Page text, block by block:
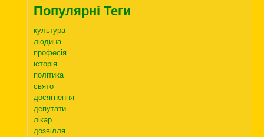
Популярні Теги
культура
людина
професія
історія
політика
свято
досягнення
депутати
лікар
дозвілля